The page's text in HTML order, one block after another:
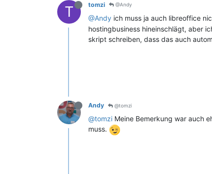
T tomzi @Andy
@Andy ich muss ja auch libreoffice
hostingbusiness hineinschlägt, aber
skript schreiben, dass das auch
Andy @tomzi
@tomzi Meine Bemerkung war auch
muss.